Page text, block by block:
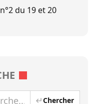
du 19 et 20
Chercher